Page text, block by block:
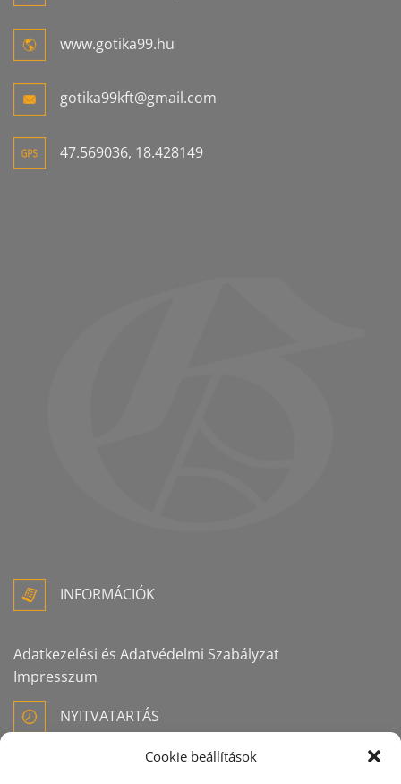
Cookie beállítások
www.gotika99.hu
gotika99kft@gmail.com
47.569036, 18.428149
INFORMÁCIÓK
Adatkezelési és Adatvédelmi Szabályzat
Impresszum
NYITVATARTÁS